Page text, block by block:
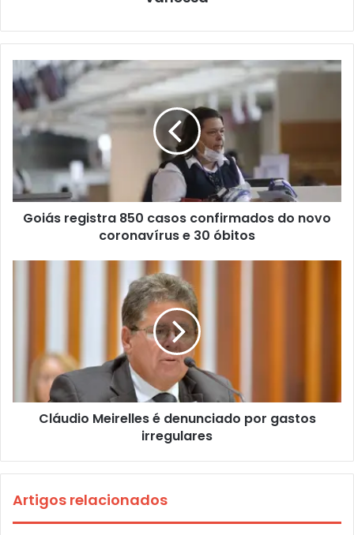
Goiás registra 850 casos confirmados do novo
coronavírus e 30 óbitos
Cláudio Meirelles é denunciado por gastos
irregulares
Artigos relacionados